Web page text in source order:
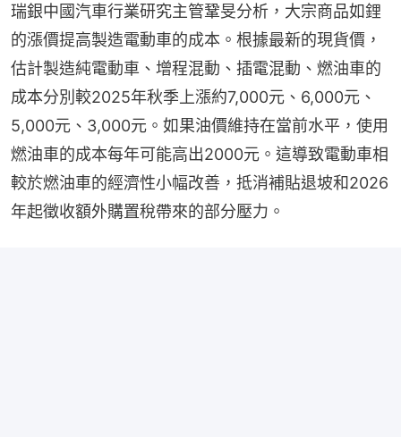
瑞銀中國汽車行業研究主管鞏旻分析，大宗商品如鋰
的漲價提高製造電動車的成本。根據最新的現貨價，
估計製造純電動車、增程混動、插電混動、燃油車的
成本分別較2025年秋季上漲約7,000元、6,000元、
5,000元、3,000元。如果油價維持在當前水平，使用
燃油車的成本每年可能高出2000元。這導致電動車相
較於燃油車的經濟性小幅改善，抵消補貼退坡和2026
年起徵收額外購置稅帶來的部分壓力。